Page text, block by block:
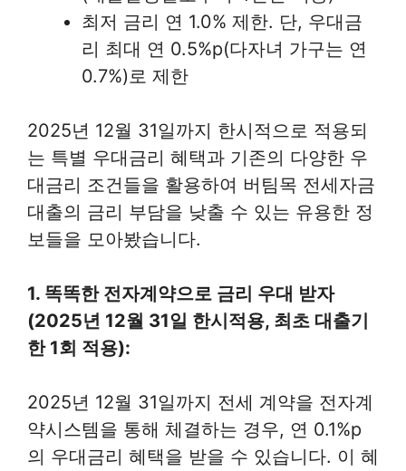
최저 금리 연 1.0% 제한. 단, 우대금
리 최대 연 0.5%p(다자녀 가구는 연
0.7%)로 제한
2025년 12월 31일까지 한시적으로 적용되
는 특별 우대금리 혜택과 기존의 다양한 우
대금리 조건들을 활용하여 버팀목 전세자금
대출의 금리 부담을 낮출 수 있는 유용한 정
보들을 모아봤습니다.
1. 똑똑한 전자계약으로 금리 우대 받자
(2025년 12월 31일 한시적용, 최초 대출기
한 1회 적용):
2025년 12월 31일까지 전세 계약을 전자계
약시스템을 통해 체결하는 경우, 연 0.1%p
의 우대금리 혜택을 받을 수 있습니다. 이 혜